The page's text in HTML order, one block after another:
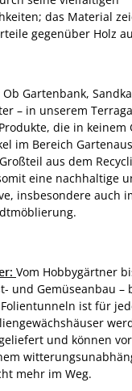
das Material
gegenüber Holz
Ob Gartenbank,
– in unserem
die in keinem
im Bereich
aus dem
eine nachhaltige
insbesondere auch
Vom Hobbygärtner
und Gemüseanbau –
ist für
und können
mehr im Weg.